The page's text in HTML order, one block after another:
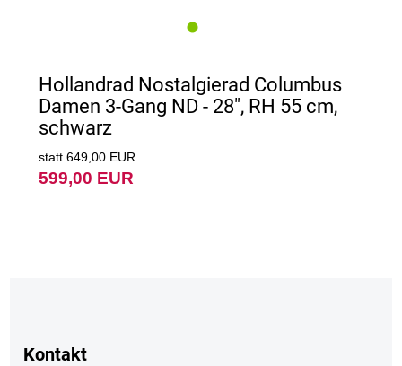
Hollandrad Nostalgierad Columbus
Damen 3-Gang ND - 28", RH 55 cm,
schwarz
statt 649,00 EUR
599,00 EUR
Kontakt